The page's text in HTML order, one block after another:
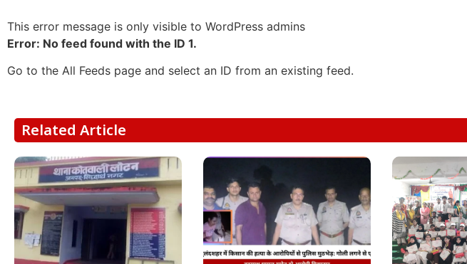
This error message is only visible to WordPress admins
Error: No feed found with the ID 1.
Go to the All Feeds page and select an ID from an existing feed.
Related Article